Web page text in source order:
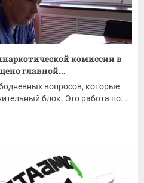
комиссии в
главной...
вопросов, которые
блок. Это работа по...